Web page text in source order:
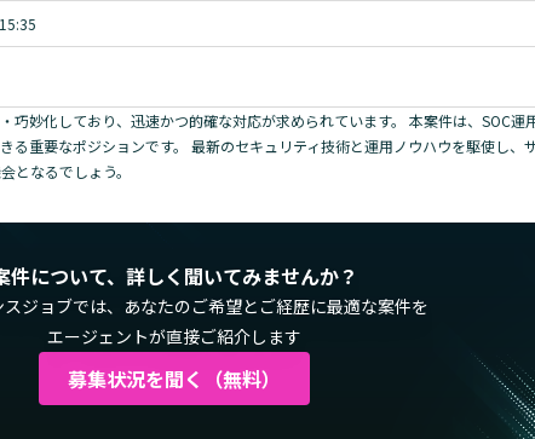
巧妙化しており、迅速かつ的確な対応が求められています。 本案件は、SOC運用
る重要なポジションです。 最新のセキュリティ技術と運用ノウハウを駆使し、
となるでしょう。
件について、詳しく聞いてみませんか？
ジョブでは、 あなたのご希望とご経歴に最適な案件を
エージェントが直接ご紹介します
募集状況を聞く（無料）